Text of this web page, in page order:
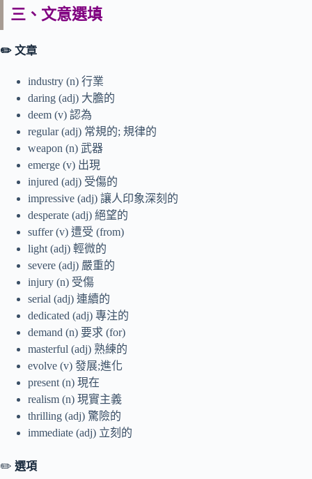
三、文意選填
✏️ 文章
industry (n) 行業
daring (adj) 大膽的
deem (v) 認為
regular (adj) 常規的; 規律的
weapon (n) 武器
emerge (v) 出現
injured (adj) 受傷的
impressive (adj) 讓人印象深刻的
desperate (adj) 絕望的
suffer (v) 遭受 (from)
light (adj) 輕微的
severe (adj) 嚴重的
injury (n) 受傷
serial (adj) 連續的
dedicated (adj) 專注的
demand (n) 要求 (for)
masterful (adj) 熟練的
evolve (v) 發展;進化
present (n) 現在
realism (n) 現實主義
thrilling (adj) 驚險的
immediate (adj) 立刻的
✏️ 選項